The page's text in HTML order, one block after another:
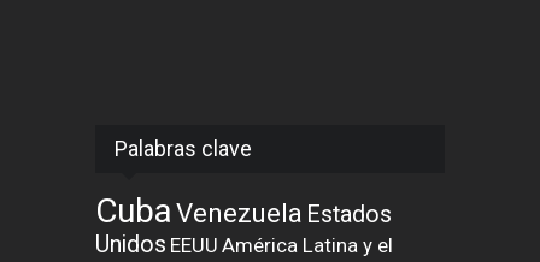
Palabras clave
CubaVenezuela Estados
Unidos EEUU América Latina y el